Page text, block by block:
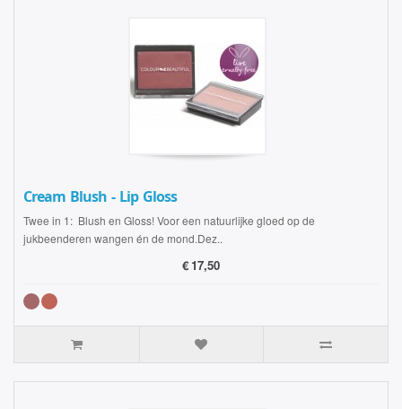
Cream Blush - Lip Gloss
Twee in 1: Blush en Gloss! Voor een natuurlijke gloed op de
jukbeenderen wangen én de mond.Dez..
€ 17,50